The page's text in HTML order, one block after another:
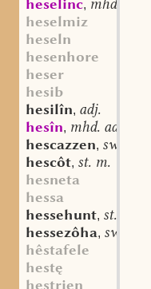
heselinc, mhd. st. m.
heselmiz
heseln
hesenhore
heser
hesib
hesilîn, adj.
hesîn, mhd. adj.
hescazzen, sw. v.
hescôt, st. m.
hesneta
hessa
hessehunt, st. m.
hessezôha, sw. f.
hêstafele
hestę
hestrien